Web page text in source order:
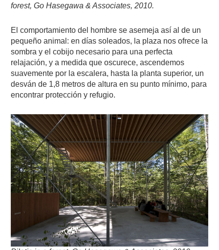
forest, Go Hasegawa & Associates, 2010.
El comportamiento del hombre se asemeja así al de un
pequeño animal: en días soleados, la plaza nos ofrece la
sombra y el cobijo necesario para una perfecta
relajación, y a medida que oscurece, ascendemos
suavemente por la escalera, hasta la planta superior, un
desván de 1,8 metros de altura en su punto mínimo, para
encontrar protección y refugio.